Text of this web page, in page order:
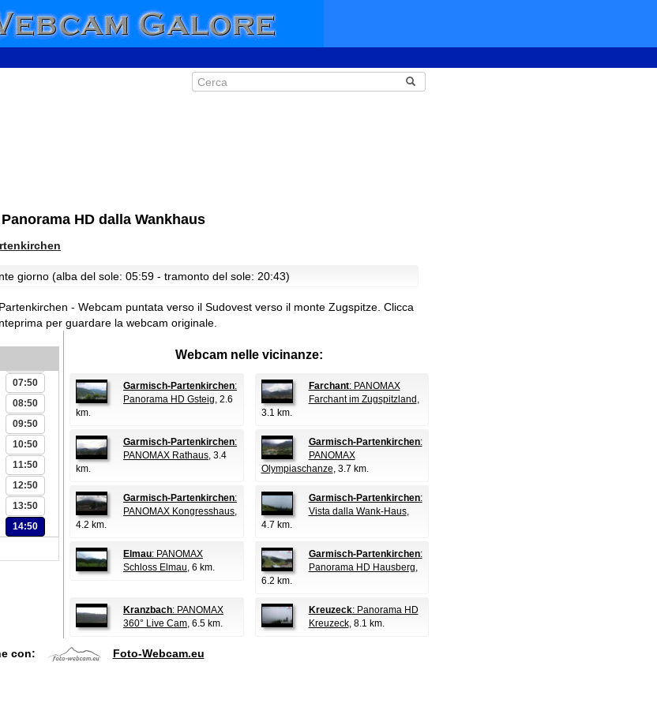
HD dalla Wankhaus
giorno (alba del sole: 05:59 - tramonto del sole: 20:43)
- Webcam puntata verso il Sudovest verso il monte Zugspitze. Clicca
per guardare la webcam originale.
00:50
02:50
03:50
04:50
07:50
08:50
09:50
10:50
11:50
12:50
13:50
14:50
Webcam nelle vicinanze:
Garmisch-Partenkirchen:
Panorama HD Gsteig, 2.6
km.
Farchant: PANOMAX
Farchant im Zugspitzland ,
3.1 km.
Garmisch-Partenkirchen:
PANOMAX Rathaus, 3.4
km.
Garmisch-Partenkirchen:
PANOMAX
Olympiaschanze, 3.7 km.
Garmisch-Partenkirchen:
PANOMAX Kongresshaus,
4.2 km.
Garmisch-Partenkirchen:
Vista dalla Wank-Haus,
4.7 km.
Elmau: PANOMAX
Schloss Elmau, 6 km.
Garmisch-Partenkirchen:
Panorama HD Hausberg,
6.2 km.
Kranzbach: PANOMAX
360° Live Cam, 6.5 km.
Kreuzeck: Panorama HD
Kreuzeck, 8.1 km.
con: Foto-Webcam.eu